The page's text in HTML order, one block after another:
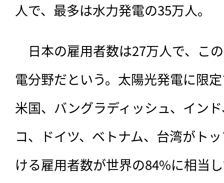
人で、最多は水力発電の35万人。
日本の雇用者数は27万人で、こ
電分野だという。太陽光発電に限
米国、バングラディッシュ、イン
コ、ドイツ、ベトナム、台湾がト
ける雇用者数が世界の84%に相当